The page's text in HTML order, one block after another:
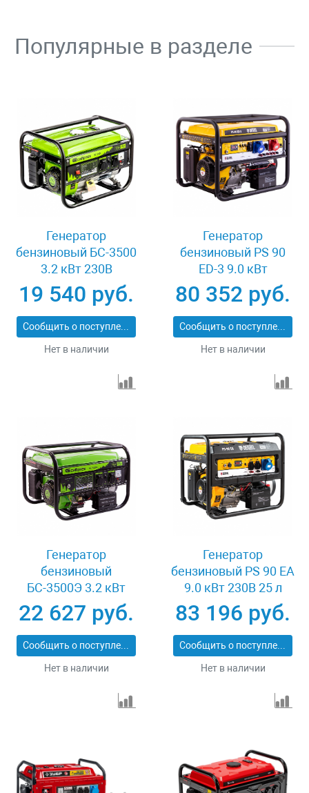
Популярные в разделе
Генератор
бензиновый БС-3500
3.2 кВт 230В
четырехтактный 15 л
ручной стартер
Сибртех 94544
19 540 руб.
Сообщить о поступлении
Нет в наличии
Генератор
бензиновый PS 90
ED-3 9.0 кВт
переключение
режима 230 В/400 В
25 л электростартер
Denzel 946944
80 352 руб.
Сообщить о поступлении
Нет в наличии
Генератор
бензиновый
БС-3500Э 3.2 кВт
230В 4-х тактный 15 л
электростартер
Сибртех 94538
22 627 руб.
Сообщить о поступлении
Нет в наличии
Генератор
бензиновый PS 90 EA
9.0 кВт 230В 25 л
коннектор
автоматики
электростартер
Denzel 946934
83 196 руб.
Сообщить о поступлении
Нет в наличии